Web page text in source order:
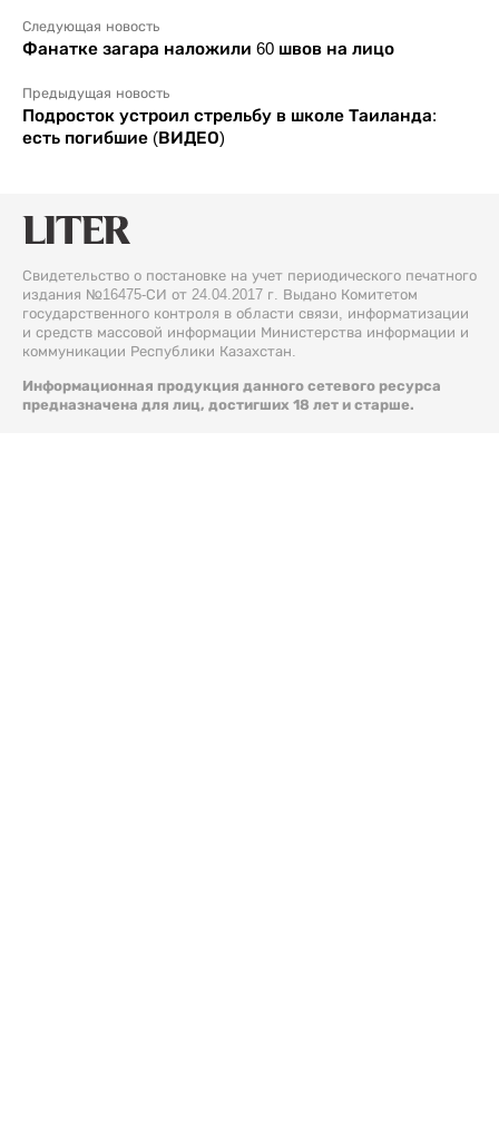
Следующая новость
Фанатке загара наложили 60 швов на лицо
Предыдущая новость
Подросток устроил стрельбу в школе Таиланда:
есть погибшие (ВИДЕО)
Свидетельство о постановке на учет периодического печатного
издания №16475-СИ от 24.04.2017 г. Выдано Комитетом
государственного контроля в области связи, информатизации
и средств массовой информации Министерства информации и
коммуникации Республики Казахстан.
Информационная продукция данного сетевого ресурса
предназначена для лиц, достигших 18 лет и старше.